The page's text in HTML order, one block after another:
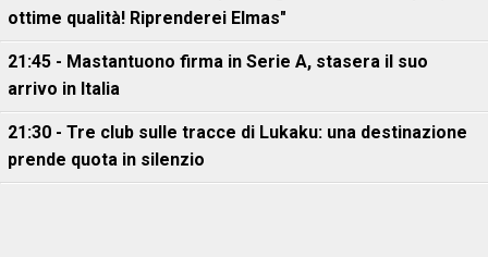
ottime qualità! Riprenderei Elmas"
21:45 - Mastantuono firma in Serie A, stasera il suo
arrivo in Italia
21:30 - Tre club sulle tracce di Lukaku: una destinazione
prende quota in silenzio